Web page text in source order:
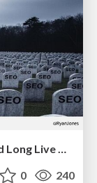
State of Search Keynote: SEO is Dead Long Live SEO
0 240